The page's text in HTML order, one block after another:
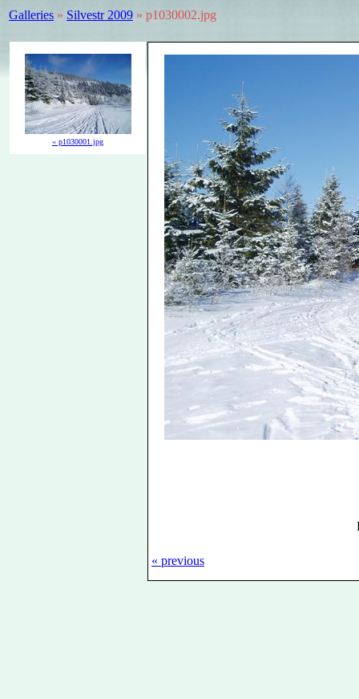
Galleries » Silvestr 2009 » p1030002.jpg
« p1030001.jpg
« previous